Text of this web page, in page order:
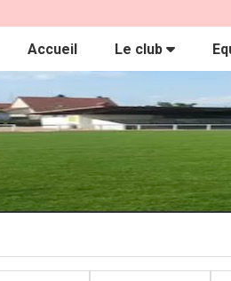
Accueil Le club